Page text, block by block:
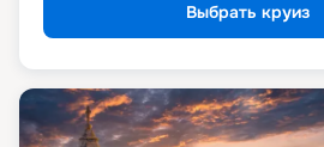
Выбрать круиз